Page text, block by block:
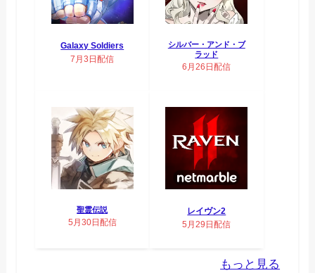
Galaxy Soldiers
7月3日配信
シルバー・アンド・ブ
ラッド
6月26日配信
聖霊伝説
5月30日配信
レイヴン2
5月29日配信
もっと見る